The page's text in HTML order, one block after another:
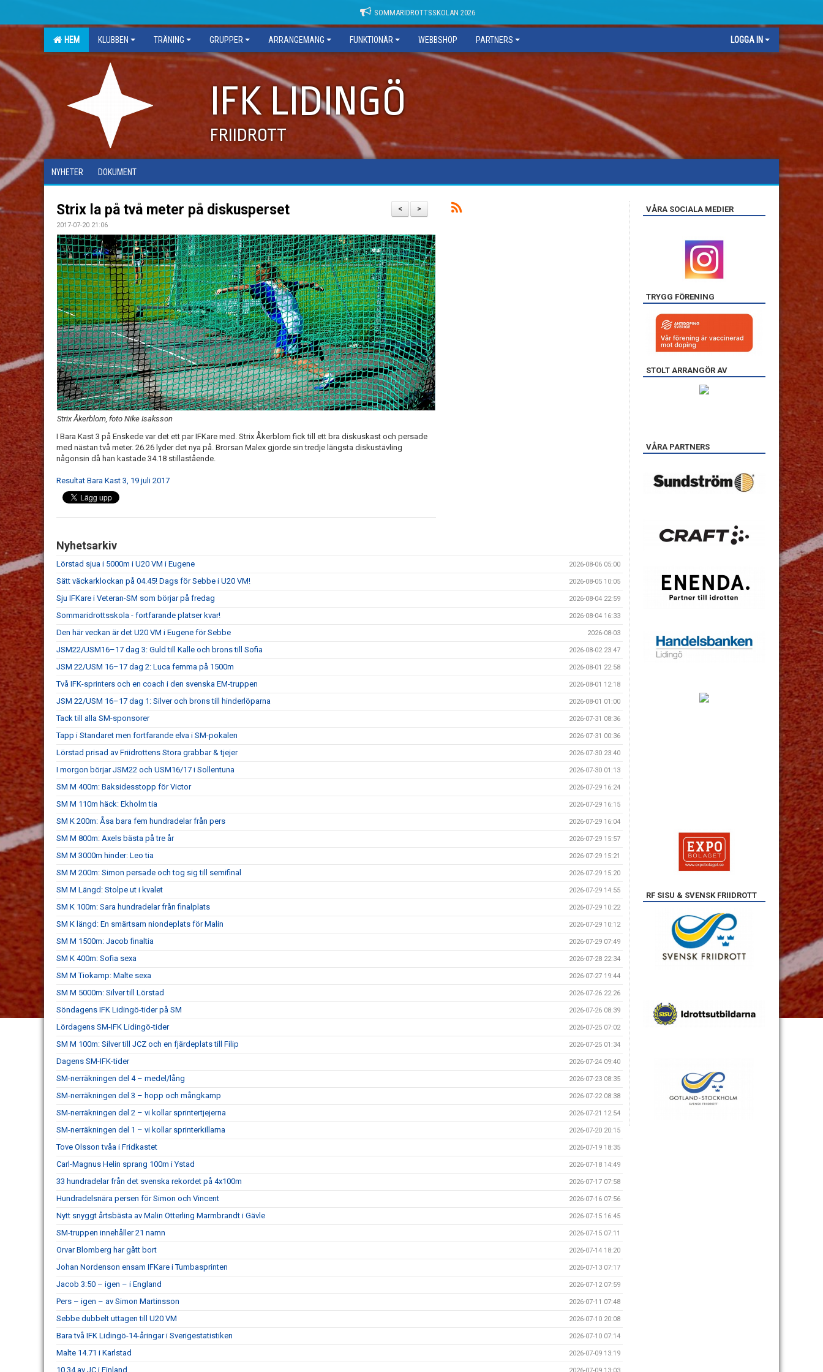
SOMMARIDROTTSSKOLAN 2026
HEM KLUBBEN TRÄNING GRUPPER ARRANGEMANG FUNKTIONÄR WEBBSHOP PARTNERS LOGGA IN
IFK LIDINGÖ
FRIIDROTT
NYHETER DOKUMENT
>
<
Strix la på två meter på diskusperset
2017-07-20 21:06
Strix Åkerblom, foto Nike Isaksson
I Bara Kast 3 på Enskede var det ett par IFKare med. Strix Åkerblom fick till ett bra diskuskast och persade
med nästan två meter. 26.26 lyder det nya på. Brorsan Malex gjorde sin tredje längsta diskustävling
någonsin då han kastade 34.18 stillastående.
Resultat Bara Kast 3, 19 juli 2017
Nyhetsarkiv
Lörstad sjua i 5000m i U20 VM i Eugene 2026-08-06 05:00
Sätt väckarklockan på 04.45! Dags för Sebbe i U20 VM! 2026-08-05 10:05
Sju IFKare i Veteran-SM som börjar på fredag 2026-08-04 22:59
Sommaridrottsskola - fortfarande platser kvar! 2026-08-04 16:33
Den här veckan är det U20 VM i Eugene för Sebbe 2026-08-03
JSM22/USM16–17 dag 3: Guld till Kalle och brons till Sofia 2026-08-02 23:47
JSM 22/USM 16–17 dag 2: Luca femma på 1500m 2026-08-01 22:58
Två IFK-sprinters och en coach i den svenska EM-truppen 2026-08-01 12:18
JSM 22/USM 16–17 dag 1: Silver och brons till hinderlöparna 2026-08-01 01:00
Tack till alla SM-sponsorer 2026-07-31 08:36
Tapp i Standaret men fortfarande elva i SM-pokalen 2026-07-31 00:36
Lörstad prisad av Friidrottens Stora grabbar & tjejer 2026-07-30 23:40
I morgon börjar JSM22 och USM16/17 i Sollentuna 2026-07-30 01:13
SM M 400m: Baksidesstopp för Victor 2026-07-29 16:24
SM M 110m häck: Ekholm tia 2026-07-29 16:15
SM K 200m: Åsa bara fem hundradelar från pers 2026-07-29 16:04
SM M 800m: Axels bästa på tre år 2026-07-29 15:57
SM M 3000m hinder: Leo tia 2026-07-29 15:21
SM M 200m: Simon persade och tog sig till semifinal 2026-07-29 15:20
SM M Längd: Stolpe ut i kvalet 2026-07-29 14:55
SM K 100m: Sara hundradelar från finalplats 2026-07-29 10:22
SM K längd: En smärtsam niondeplats för Malin 2026-07-29 10:12
SM M 1500m: Jacob finaltia 2026-07-29 07:49
SM K 400m: Sofia sexa 2026-07-28 22:34
SM M Tiokamp: Malte sexa 2026-07-27 19:44
SM M 5000m: Silver till Lörstad 2026-07-26 22:26
Söndagens IFK Lidingö-tider på SM 2026-07-26 08:39
Lördagens SM-IFK Lidingö-tider 2026-07-25 07:02
SM M 100m: Silver till JCZ och en fjärdeplats till Filip 2026-07-25 01:34
Dagens SM-IFK-tider 2026-07-24 09:40
SM-nerräkningen del 4 – medel/lång 2026-07-23 08:35
SM-nerräkningen del 3 – hopp och mångkamp 2026-07-22 08:38
SM-nerräkningen del 2 – vi kollar sprintertjejerna 2026-07-21 12:54
SM-nerräkningen del 1 – vi kollar sprinterkillarna 2026-07-20 20:15
Tove Olsson tvåa i Fridkastet 2026-07-19 18:35
Carl-Magnus Helin sprang 100m i Ystad 2026-07-18 14:49
33 hundradelar från det svenska rekordet på 4x100m 2026-07-17 07:58
Hundradelsnära persen för Simon och Vincent 2026-07-16 07:56
Nytt snyggt årtsbästa av Malin Otterling Marmbrandt i Gävle 2026-07-15 16:45
SM-truppen innehåller 21 namn 2026-07-15 07:11
Orvar Blomberg har gått bort 2026-07-14 18:20
Johan Nordenson ensam IFKare i Tumbasprinten 2026-07-13 07:17
Jacob 3:50 – igen – i England 2026-07-12 07:59
Pers – igen – av Simon Martinsson 2026-07-11 07:48
Sebbe dubbelt uttagen till U20 VM 2026-07-10 20:08
Bara två IFK Lidingö-14-åringar i Sverigestatistiken 2026-07-10 07:14
Malte 14.71 i Karlstad 2026-07-09 13:19
10.34 av JC i Finland
VÅRA SOCIALA MEDIER
TRYGG FÖRENING
STOLT ARRANGÖR AV
VÅRA PARTNERS
RF SISU & SVENSK FRIIDROTT